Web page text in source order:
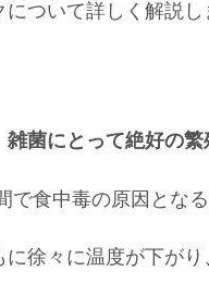
ついて詳しく解説し
菌にとって絶好の繁
食中毒の原因となる
徐々に温度が下が